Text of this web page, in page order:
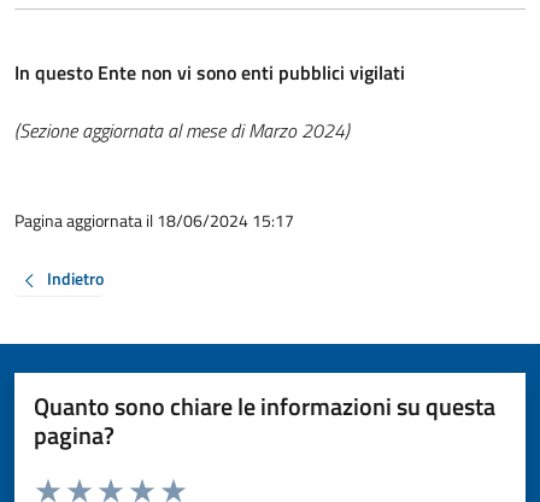
In questo Ente non vi sono enti pubblici vigilati
(Sezione aggiornata al mese di Marzo 2024)
Pagina aggiornata il 18/06/2024 15:17
Indietro
Quanto sono chiare le informazioni su questa
pagina?
Valuta da 1 a 5 stelle la pagina